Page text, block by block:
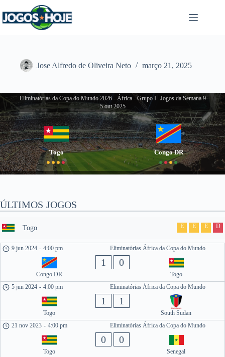
para
o
Jose Alfredo de Oliveira Neto março 21, 2025
Eliminatórias da Copa do Mundo 2026 - África - Grupo I
Jogos da Semana 9
5 out 2025
Togo Congo DR
ÚLTIMOS JOGOS
Togo E E E D
Eliminatórias África da Copa do Mundo
9 jun 2024 - 4:00 pm
Congo DR
1 0
Togo
Eliminatórias África da Copa do Mundo
5 jun 2024 - 4:00 pm
Togo
1 1
South Sudan
Eliminatórias África da Copa do Mundo
21 nov 2023 - 4:00 pm
Togo
0 0
Senegal